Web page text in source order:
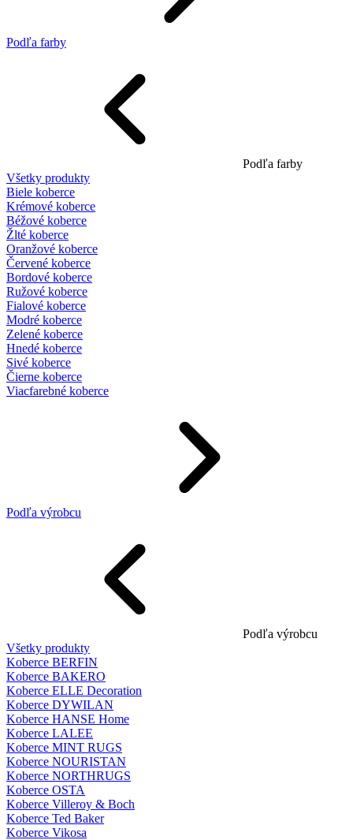
Podľa farby
Podľa farby
Všetky produkty
Biele koberce
Krémové koberce
Béžové koberce
Žlté koberce
Oranžové koberce
Červené koberce
Bordové koberce
Ružové koberce
Fialové koberce
Modré koberce
Zelené koberce
Hnedé koberce
Sivé koberce
Čierne koberce
Viacfarebné koberce
Podľa výrobcu
Podľa výrobcu
Všetky produkty
Koberce BERFIN
Koberce BAKERO
Koberce ELLE Decoration
Koberce DYWILAN
Koberce HANSE Home
Koberce LALEE
Koberce MINT RUGS
Koberce NOURISTAN
Koberce NORTHRUGS
Koberce OSTA
Koberce Villeroy & Boch
Koberce Ted Baker
Koberce Vikosa